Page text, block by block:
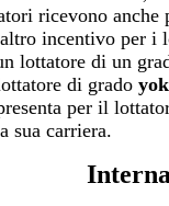
ricevono anche
incentivo per i
lottatore di un
di grado
per il
sua carriera.